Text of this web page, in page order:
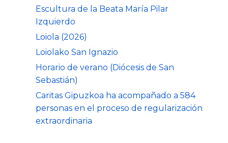
Escultura de la Beata María Pilar
Izquierdo
Loiola (2026)
Loiolako San Ignazio
Horario de verano (Diócesis de San
Sebastián)
Caritas Gipuzkoa ha acompañado a 584
personas en el proceso de regularización
extraordinaria